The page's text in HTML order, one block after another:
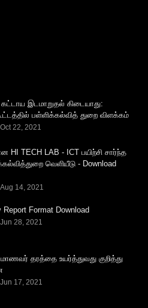
கட்டாய இடமாறுதல் கிடையாது:
பள்ளிக்கல்வித் துறை விளக்கம்
Oct 22, 2021
HI TECH LAB - ICT பயிற்சி சார்ந்த
வெளியீடு - Download
Aug 14, 2021
Format Download
Jun 28, 2021
தரத்தை உயர்த்துவது குறித்து
Jun 17, 2021